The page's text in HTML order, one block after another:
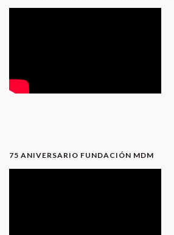
75 ANIVERSARIO FUNDACIÓN MDM